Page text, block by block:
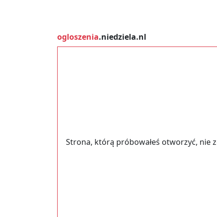
ogloszenia.niedziela.nl
Strona, którą próbowałeś otworzyć, nie